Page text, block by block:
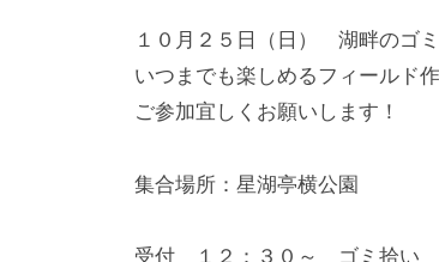
１０月２５日（日） 湖畔のゴミ
いつまでも楽しめるフィールド
ご参加宜しくお願いします！
集合場所：星湖亭横公園
受付 １２：３０～ ゴミ拾い